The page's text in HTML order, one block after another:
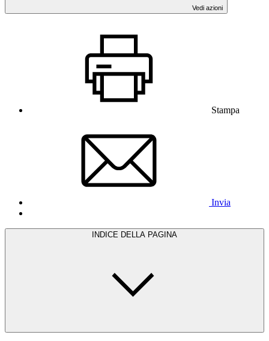
Vedi azioni
Stampa
Invia
INDICE DELLA PAGINA